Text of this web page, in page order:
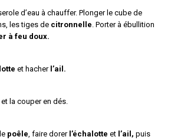
d’eau à chauffer. Plonger le cube de
les tiges de citronnelle . Porter à ébullition
à feu doux.
et hacher l’ail.
et la couper en dés.
poêle , faire dorer l’échalotte et l’ail, puis